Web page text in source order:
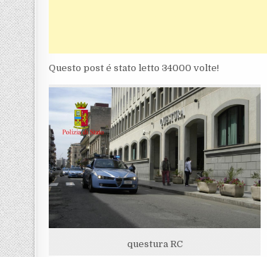
Questo post é stato letto 34000 volte!
questura RC